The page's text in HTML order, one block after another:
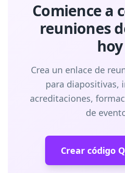
Comience a
reuniones
hoy
Crea un enlace de
para diapositivas,
acreditaciones,
de
Crear código